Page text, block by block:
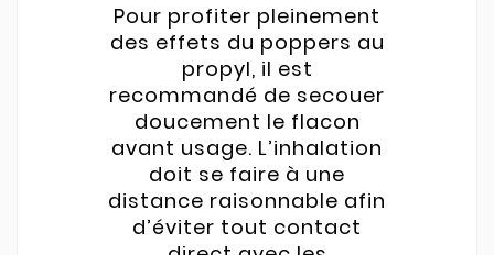
Pour profiter pleinement
des effets du poppers au
propyl, il est
recommandé de secouer
doucement le flacon
avant usage. L’inhalation
doit se faire à une
distance raisonnable afin
d’éviter tout contact